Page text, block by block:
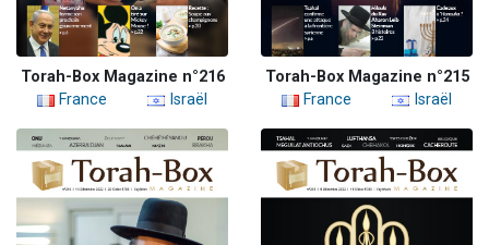
Torah-Box Magazine n°216
France
Israël
Torah-Box Magazine n°215
France
Israël